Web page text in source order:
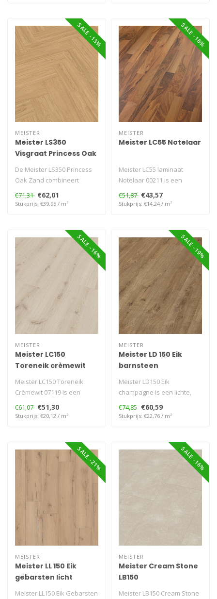
SALE -13%
MEISTER
Meister LS350
Visgraat Princess Oak
De Meister LS350 Princess
Oak Zand combineert
warme eikentinten met
moderne tech..
€71,31 €62,01
Stukprijs: €39,95 / m²
SALE -16%
MEISTER
Meister LC55 Notelaar
Meister LC55 laminaat
Notelaar 00211 is een
stijlvolle en duurzame vloer
met war..
€51,87 €43,57
Stukprijs: €14,24 / m²
SALE -16%
MEISTER
Meister LC150
Toreneik crèmewit
Meister LC150 Toreneik
Crèmewit 07119 is een
lichte, moderne
laminaatvloer met ..
€61,07 €51,30
Stukprijs: €20,12 / m²
SALE -19%
MEISTER
Meister LD 150 Eik
barnsteen
Meister LD150 Eik
champagne is een lichte,
waterbestendige
laminaatvloer met nat..
€74,85 €60,59
Stukprijs: €22,76 / m²
SALE -21%
MEISTER
Meister LL 150 Eik
gebarsten licht
Meister LL150 Eik Gebarsten
SALE -16%
MEISTER
Meister Cream Stone
LB150
Meister LB150 Cream Stone